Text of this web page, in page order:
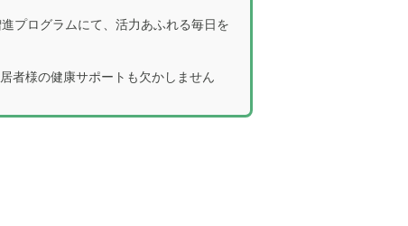
プログラムにて、活力あふれる毎日を
者様の健康サポートも欠かしません